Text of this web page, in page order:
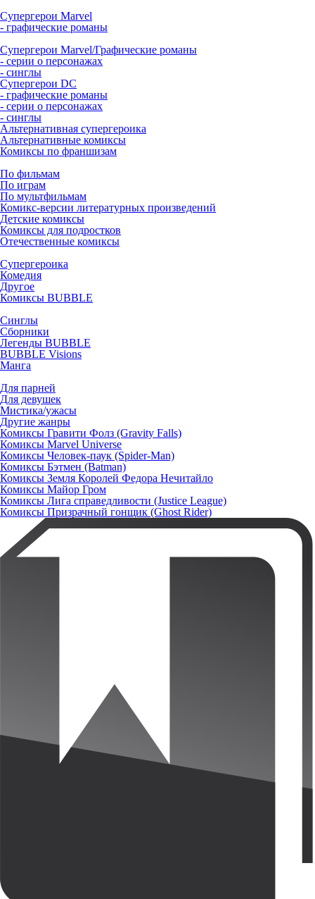
Супергерои Marvel
- графические романы
Супергерои Marvel/Графические романы
- серии о персонажах
- синглы
Супергерои DC
- графические романы
- серии о персонажах
- синглы
Альтернативная супергероика
Альтернативные комиксы
Комиксы по франшизам
По фильмам
По играм
По мультфильмам
Комикс-версии литературных произведений
Детские комиксы
Комиксы для подростков
Отечественные комиксы
Супергероика
Комедия
Другое
Комиксы BUBBLE
Синглы
Сборники
Легенды BUBBLE
BUBBLE Visions
Манга
Для парней
Для девушек
Мистика/ужасы
Другие жанры
Комиксы Гравити Фолз (Gravity Falls)
Комиксы Marvel Universe
Комиксы Человек-паук (Spider-Man)
Комиксы Бэтмен (Batman)
Комиксы Земля Королей Федора Нечитайло
Комиксы Майор Гром
Комиксы Лига справедливости (Justice League)
Комиксы Призрачный гонщик (Ghost Rider)